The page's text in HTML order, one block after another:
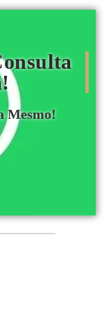
Mesmo!